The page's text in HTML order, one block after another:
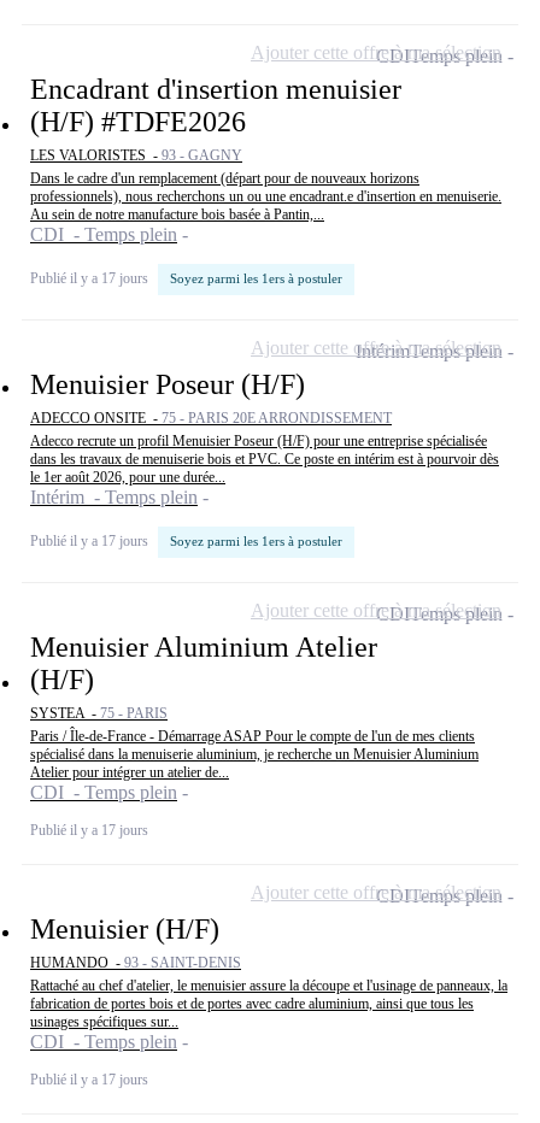
Encadrant d'insertion menuisier
(H/F) #TDFE2026
LES VALORISTES - 93 - GAGNY
Dans le cadre d'un remplacement (départ pour de nouveaux horizons
professionnels), nous recherchons un ou une encadrant.e d'insertion en menuiserie.
Au sein de notre manufacture bois basée à Pantin,...
CDI - Temps plein
Publié il y a 17 jours Soyez parmi les 1ers à postuler
CDITemps plein
Ajouter cette offre à ma sélection
Menuisier Poseur (H/F)
ADECCO ONSITE - 75 - PARIS 20E ARRONDISSEMENT
Adecco recrute un profil Menuisier Poseur (H/F) pour une entreprise spécialisée
dans les travaux de menuiserie bois et PVC. Ce poste en intérim est à pourvoir dès
le 1er août 2026, pour une durée...
Intérim - Temps plein
Publié il y a 17 jours Soyez parmi les 1ers à postuler
IntérimTemps plein
Ajouter cette offre à ma sélection
Menuisier Aluminium Atelier
(H/F)
SYSTEA - 75 - PARIS
Paris / Île-de-France - Démarrage ASAP Pour le compte de l'un de mes clients
spécialisé dans la menuiserie aluminium, je recherche un Menuisier Aluminium
Atelier pour intégrer un atelier de...
CDI - Temps plein
Publié il y a 17 jours
CDITemps plein
Ajouter cette offre à ma sélection
Menuisier (H/F)
HUMANDO - 93 - SAINT-DENIS
Rattaché au chef d'atelier, le menuisier assure la découpe et l'usinage de panneaux, la
fabrication de portes bois et de portes avec cadre aluminium, ainsi que tous les
usinages spécifiques sur...
CDI - Temps plein
Publié il y a 17 jours
CDITemps plein
Ajouter cette offre à ma sélection